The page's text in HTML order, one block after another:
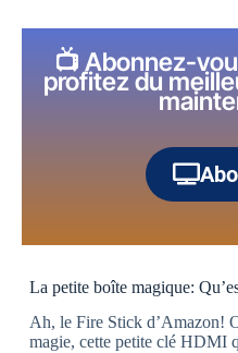
📺 Abonnez-
profitez du
La petite boîte magique:
Ah, le Fire Stick d’Amazon!
magie, cette petite clé HDMI